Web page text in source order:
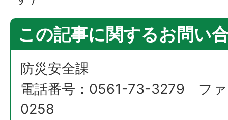
この記事に関するお問い
防災安全課
電話番号：0561-73-3279 フ
0258